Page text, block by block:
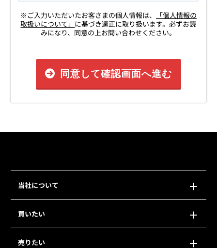
※ご入力いただいたお客さまの個人情報は、
「個人情報の
取扱いについて」 に基づき適正に取り扱います。必ずお読
みになり、同意の上お問い合わせください。
同意して確認画面へ進む
当社について
買いたい
売りたい